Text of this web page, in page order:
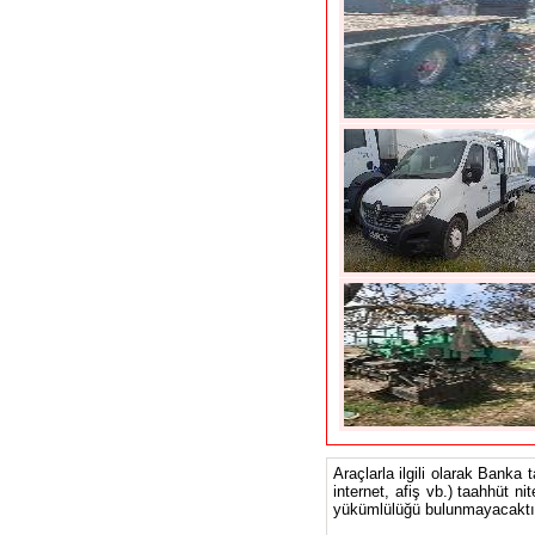
Araçlarla ilgili olarak Banka
internet, afiş vb.) taahhüt
yükümlülüğü